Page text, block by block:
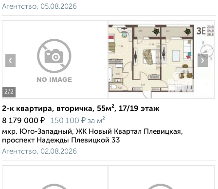
Агентство, 05.08.2026
2/2
‹ ›
2-к квартира, вторичка, 55м², 17/19 этаж
8 179 000 ₽ 150 100 ₽ за м²
мкр. Юго-Западный, ЖК Новый Квартал Плевицкая,
проспект Надежды Плевицкой 33
Агентство, 02.08.2026